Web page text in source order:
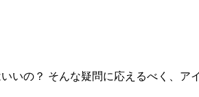
いの？ そんな疑問に応えるべく、